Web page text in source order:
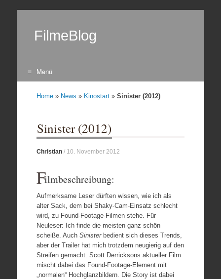
FilmeBlog
Menü
Home» News » Kinostart» Sinister (2012)
Sinister (2012)
Christian/ 10. November 2012
Filmbeschreibung:
Aufmerksame Leser dürften wissen, wie ich als
alter Sack, dem bei Shaky-Cam-Einsatz schlecht
wird, zu Found-Footage-Filmen stehe. Für
Neuleser: Ich finde die meisten ganz schön
scheiße. Auch Sinisterbedient sich dieses Trends,
aber der Trailer hat mich trotzdem neugierig auf den
Streifen gemacht. Scott Derricksons aktueller Film
mischt dabei das Found-Footage-Element mit
„normalen“ Hochglanzbildern. Die Story ist dabei